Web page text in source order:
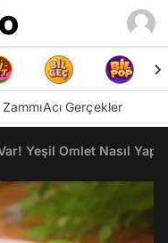
Acı Gerçekler
Yeşil Omlet Nasıl